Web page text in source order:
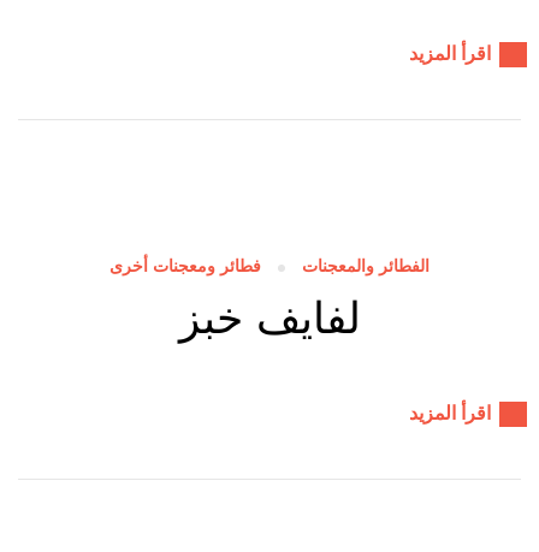
اقرأ المزيد
الفطائر والمعجنات فطائر ومعجنات أخرى
لفايف خبز
اقرأ المزيد